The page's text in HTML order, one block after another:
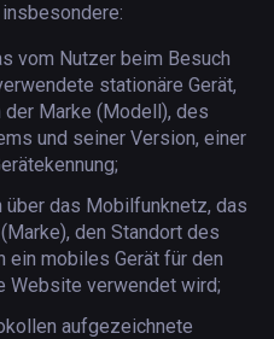
vom Nutzer beim Besuch
stationäre Gerät,
Marke (Modell), des
und seiner Version, einer
über das Mobilfunknetz, das
den Standort des
ein mobiles Gerät für den
Website verwendet wird;
aufgezeichnete